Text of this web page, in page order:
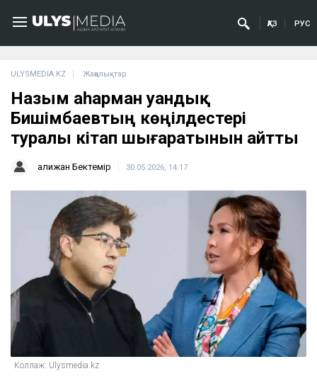
ҚАЗ РУС
ULYSMEDIA.KZ Жаңалықтар
Назым Қаһарман Қуандық
Бишімбаевтың көңілдестері
туралы кітап шығаратынын айтты
Қалижан Бектемір 30.05.2026, 14:17
Коллаж: Ulysmedia.kz